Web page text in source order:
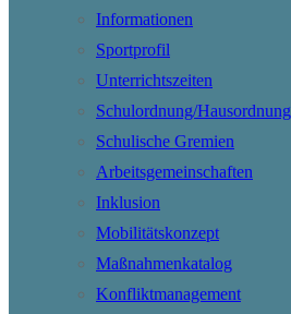
Informationen
Sportprofil
Unterrichtszeiten
Schulordnung/Hausordnung
Schulische Gremien
Arbeitsgemeinschaften
Inklusion
Mobilitätskonzept
Maßnahmenkatalog
Konfliktmanagement